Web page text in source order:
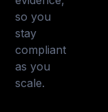
so you
stay
compliant
as you
scale.